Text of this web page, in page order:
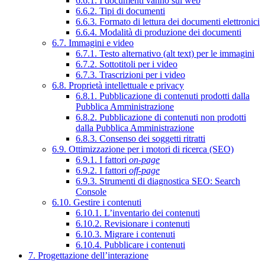
6.6.2. Tipi di documenti
6.6.3. Formato di lettura dei documenti elettronici
6.6.4. Modalità di produzione dei documenti
6.7. Immagini e video
6.7.1. Testo alternativo (alt text) per le immagini
6.7.2. Sottotitoli per i video
6.7.3. Trascrizioni per i video
6.8. Proprietà intellettuale e privacy
6.8.1. Pubblicazione di contenuti prodotti dalla
Pubblica Amministrazione
6.8.2. Pubblicazione di contenuti non prodotti
dalla Pubblica Amministrazione
6.8.3. Consenso dei soggetti ritratti
6.9. Ottimizzazione per i motori di ricerca (SEO)
6.9.1. I fattori on-page
6.9.2. I fattori off-page
6.9.3. Strumenti di diagnostica SEO: Search
Console
6.10. Gestire i contenuti
6.10.1. L’inventario dei contenuti
6.10.2. Revisionare i contenuti
6.10.3. Migrare i contenuti
6.10.4. Pubblicare i contenuti
7. Progettazione dell’interazione